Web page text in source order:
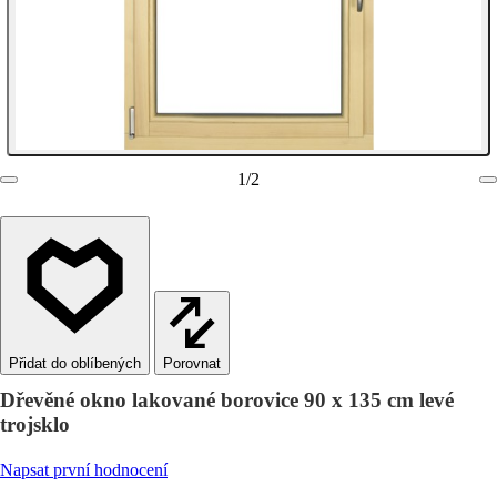
1/2
Porovnat
Dřevěné okno lakované borovice 90 x 135 cm levé
trojsklo
Napsat první hodnocení